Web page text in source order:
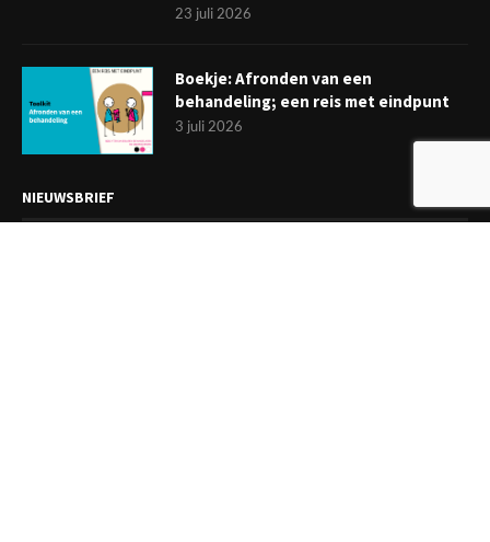
23 juli 2026
Boekje: Afronden van een
behandeling; een reis met eindpunt
3 juli 2026
NIEUWSBRIEF